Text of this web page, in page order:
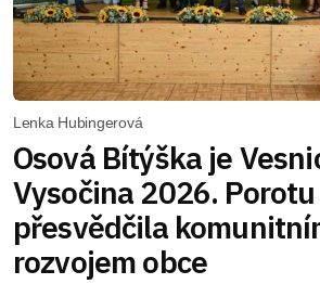
Lenka Hubingerová
Osová Bítýška je
Vysočina 2026. Porotu
přesvědčila
rozvojem obce